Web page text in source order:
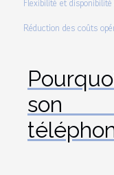
Flexibilité et
Réduction des coûts
son